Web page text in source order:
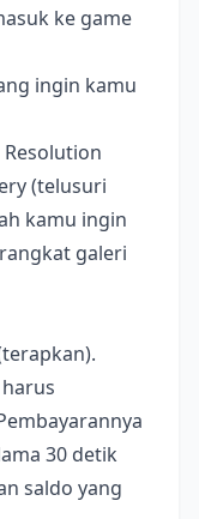
ke game
ingin kamu
Resolution
(telusuri
kamu ingin
galeri
30 detik
saldo yang